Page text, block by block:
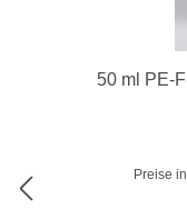
50 ml PE-
Preise